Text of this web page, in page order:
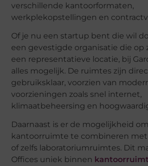
verschillende kantoorformaten,
werkplekopstellingen en
Of je nu een startup bent die wil
een gevestigde organisatie die op
een representatieve locatie, bij
alles mogelijk. De ruimtes zijn
gebruiksklaar, voorzien van
voorzieningen zoals snel internet,
klimaatbeheersing en
Daarnaast is er de mogelijkheid om
kantoorruimte te combineren met
of zelfs laboratoriumruimtes. Dit
Offices uniek binnen